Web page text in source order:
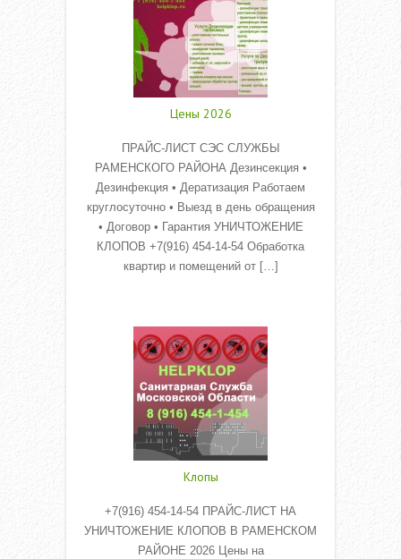
Цены 2026
ПРАЙС-ЛИСТ СЭС СЛУЖБЫ
РАМЕНСКОГО РАЙОНА Дезинсекция •
Дезинфекция • Дератизация Работаем
круглосуточно • Выезд в день обращения
• Договор • Гарантия УНИЧТОЖЕНИЕ
КЛОПОВ +7(916) 454-14-54 Обработка
квартир и помещений от […]
Клопы
+7(916) 454-14-54 ПРАЙС-ЛИСТ НА
УНИЧТОЖЕНИЕ КЛОПОВ В РАМЕНСКОМ
РАЙОНЕ 2026 Цены на